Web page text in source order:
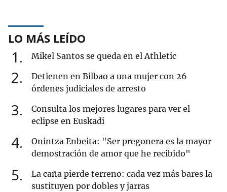
LO MÁS LEÍDO
1 Mikel Santos se queda en el Athletic
2
Detienen en Bilbao a una mujer con 26
órdenes judiciales de arresto
3
Consulta los mejores lugares para ver el
eclipse en Euskadi
4
Onintza Enbeita: "Ser pregonera es la mayor
demostración de amor que he recibido"
5
La caña pierde terreno: cada vez más bares la
sustituyen por dobles y jarras